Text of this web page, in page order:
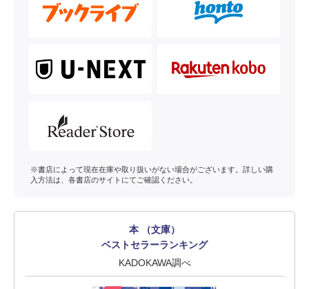
※書店によって現在在庫や取り扱いがない場合がございます。詳しい購
入方法は、各書店のサイトにてご確認ください。
本 （文庫）
ベストセラーランキング
KADOKAWA調べ